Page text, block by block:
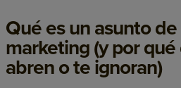
Qué es un asunto
marketing (y por
abren o te ignoran)